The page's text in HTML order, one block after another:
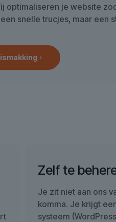
optimaliseren je website
snelle trucjes, maar een
Zelf te
Je zit niet aan ons
komma. Je krijgt
systeem